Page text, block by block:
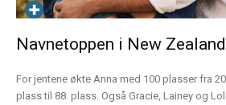
Navnetoppen i New
For jentene økte Anna med 100 plasser fra
plass til 88. plass. Også Gracie, Lainey og